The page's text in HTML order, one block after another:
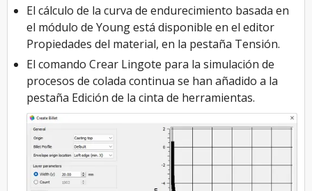
El cálculo de la curva de endurecimiento basada en
el módulo de Young está disponible en el editor
Propiedades del material, en la pestaña Tensión.
El comando Crear Lingote para la simulación de
procesos de colada continua se han añadido a la
pestaña Edición de la cinta de herramientas.